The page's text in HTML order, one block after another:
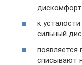
дискомфорт,
к
сильный
появляется
списывают